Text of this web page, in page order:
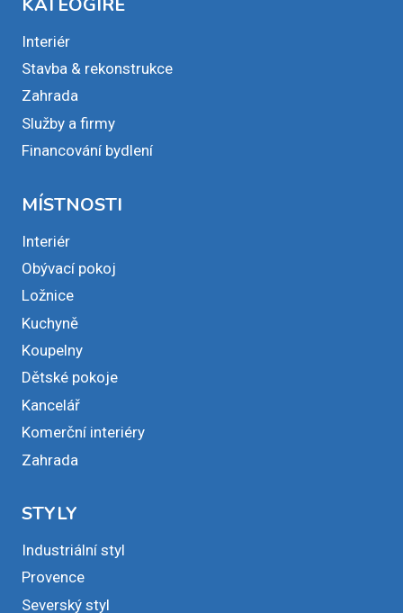
KATEOGIRE
Interiér
Stavba & rekonstrukce
Zahrada
Služby a firmy
Financování bydlení
MÍSTNOSTI
Interiér
Obývací pokoj
Ložnice
Kuchyně
Koupelny
Dětské pokoje
Kancelář
Komerční interiéry
Zahrada
STYLY
Industriální styl
Provence
Severský styl